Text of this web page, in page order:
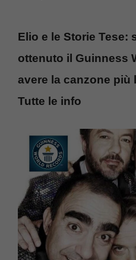
Elio e le Storie Tese:
ottenuto il Guinness
avere la canzone più
Tutte le info